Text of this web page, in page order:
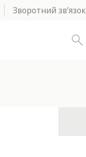
Зворотний зв’язок